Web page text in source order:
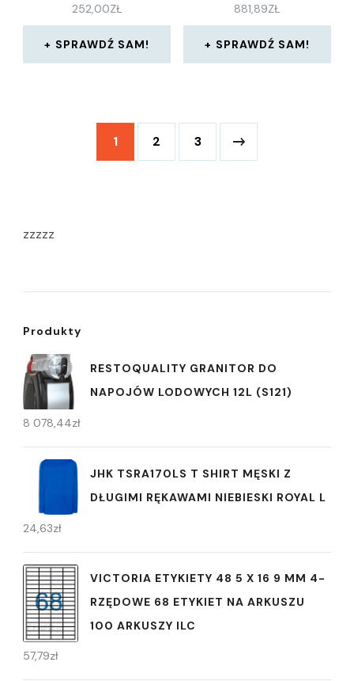
252,00ZŁ
SPRAWDŹ SAM!
881,89ZŁ
SPRAWDŹ SAM!
1 2 3
zzzzz
Produkty
RESTOQUALITY GRANITOR DO
NAPOJÓW LODOWYCH 12L (S121)
8 078,44zł
JHK TSRA170LS T SHIRT MĘSKI Z
DŁUGIMI RĘKAWAMI NIEBIESKI ROYAL L
24,63zł
VICTORIA ETYKIETY 48 5 X 16 9 MM 4-
RZĘDOWE 68 ETYKIET NA ARKUSZU
100 ARKUSZY ILC
57,79zł